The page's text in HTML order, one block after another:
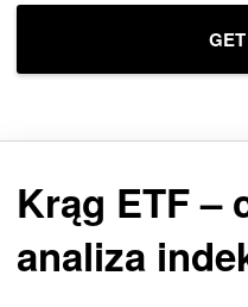
Krąg ETF –
analiza